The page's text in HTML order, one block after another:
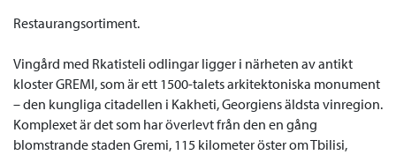
Restaurangsortiment.
Vingård med Rkatisteli odlingar ligger i närheten av antikt
kloster GREMI, somär ett 1500-talets arkitektoniska monument
– den kungliga citadellen i Kakheti, Georgiens äldsta vinregion.
Komplexet är det som har överlevt från den en gång
blomstrande staden Gremi, 115 kilometer öster om Tbilisi,